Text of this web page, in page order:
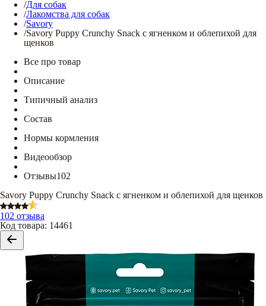
/Для собак
/Лакомства для собак
/Savory
/Savory Puppy Crunchy Snack с ягненком и облепихой для
щенков
Все про товар
Описание
Типичный анализ
Состав
Нормы кормления
Видеообзор
Отзывы102
Savory Puppy Crunchy Snack с ягненком и облепихой для щенков
102 отзыва
Код товара: 14461